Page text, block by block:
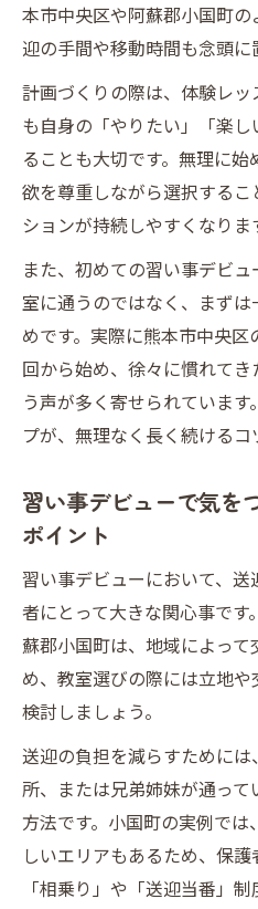
本市中央区や阿蘇郡小国町
迎の手間や移動時間も念頭に
計画づくりの際は、体験レ
も自身の「やりたい」「楽
ることも大切です。無理に
欲を尊重しながら選択する
ションが持続しやすくなりま
また、初めての習い事デビ
室に通うのではなく、まず
めです。実際に熊本市中央
回から始め、徐々に慣れて
う声が多く寄せられていま
プが、無理なく長く続けるコ
習い事デビューで気を
ポイント
習い事デビューにおいて、
者にとって大きな関心事で
蘇郡小国町は、地域によっ
め、教室選びの際には立地
検討しましょう。
送迎の負担を減らすために
所、または兄弟姉妹が通っ
方法です。小国町の実例で
しいエリアもあるため、保
「相乗り」や「送迎当番」